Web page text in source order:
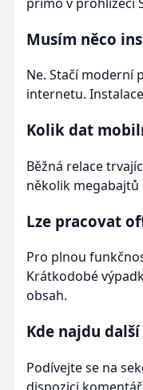
Musím něco
Ne. Stačí moderní
internetu.
Kolik dat
Běžná relace
několik megabajtů
Lze pracovat
Pro plnou
Krátkodobé
obsah.
Kde najdu
Podívejte se na